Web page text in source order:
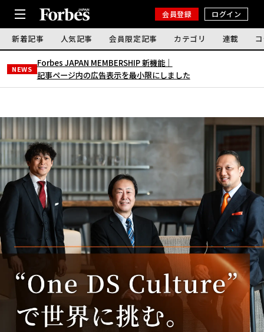
会員登録 ログイン
新着記事 人気記事 会員限定記事 カテゴリ 連載
NEWS
Forbes JAPAN MEMBERSHIP 新機能｜
記事ページ内の広告表示を最小限にしました